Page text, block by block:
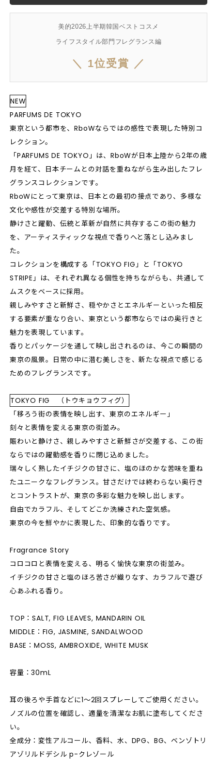
美的2026上半期韓国ベストコスメ
ライフスタイル部門フレグランス編
＼ 1位受賞 ／
NEW
PARFUMS DE TOKYO
東京という都市を、RboWならではの感性で表現した特別コ
レクション。
「PARFUMS DE TOKYO」は、RboWが日本上陸から2年の歳
月を経て、日本チームとの対話を重ねながら生み出したフレ
グランスコレクションです。
RboWにとって東京は、日本との最初の接点であり、多様な
文化や感性が交差する特別な場所。
静けさと躍動、伝統と革新が自然に共存するこの街の魅力
を、アーティスティックな視点で香りへと落とし込みまし
た。
コレクションを構成する「TOKYO FIG」と「TOKYO
STRIPE」は、それぞれ異なる個性を持ちながらも、共通して
ムスクをベースに採用。
親しみやすさと新鮮さ、穏やかさとエネルギーといった相反
する要素が重なり合い、東京という都市ならではの奥行きと
魅力を表現しています。
香りとパッケージを通して映し出されるのは、今この瞬間の
東京の風景。日常の中に潜む美しさを、新たな視点で感じる
ためのフレグランスです。
TOKYO FIG （トウキョウフィグ）
「移ろう街の表情を映し出す、東京のエネルギー」
刻々と表情を変える東京の街並み。
賑わいと静けさ、親しみやすさと新鮮さが交差する、この街
ならではの躍動感を香りに閉じ込めました。
瑞々しく熟したイチジクの甘さに、塩のほのかな苦味を重ね
たユニークなフレグランス。甘さだけでは終わらない奥行き
とコントラストが、東京の多彩な魅力を映し出します。
自由でカラフル、そしてどこか洗練された空気感。
東京の今を鮮やかに表現した、印象的な香りです。
Fragrance Story
コロコロと表情を変える、明るく愉快な東京の街並み。
イチジクの甘さと塩のほろ苦さが織りなす、カラフルで遊び
心あふれる香り。
TOP：SALT, FIG LEAVES, MANDARIN OIL
MIDDLE：FIG, JASMINE, SANDALWOOD
BASE：MOSS, AMBROXIDE, WHITE MUSK
容量：30mL
耳の後ろや手首などに1〜2回スプレーしてご使用ください。
ノズルの位置を確認し、適量を清潔なお肌に塗布してくださ
い。
全成分：変性アルコール、香料、水、DPG、BG、ベンゾトリ
アゾリルドデシル p-クレゾール